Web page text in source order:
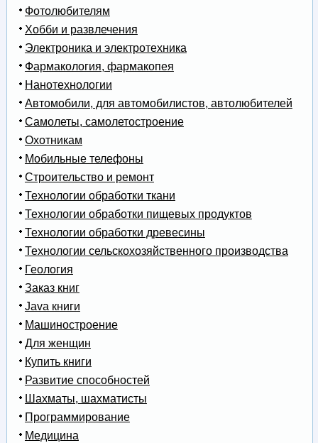
Фотолюбителям
Хобби и развлечения
Электроника и электротехника
Фармакология, фармакопея
Нанотехнологии
Автомобили, для автомобилистов, автолюбителей
Самолеты, самолетостроение
Охотникам
Мобильные телефоны
Строительство и ремонт
Технологии обработки ткани
Технологии обработки пищевых продуктов
Технологии обработки древесины
Технологии сельскохозяйственного производства
Геология
Заказ книг
Java книги
Машиностроение
Для женщин
Купить книги
Развитие способностей
Шахматы, шахматисты
Программирование
Медицина